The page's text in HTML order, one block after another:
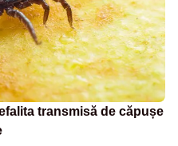
transmisă de căpușe